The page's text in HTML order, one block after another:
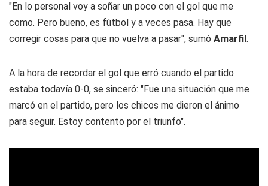
"En lo personal voy a soñar un poco con el gol que me
como. Pero bueno, es fútbol y a veces pasa. Hay que
corregir cosas para que no vuelva a pasar", sumó Amarfil .
A la hora de recordar el gol que erró cuando el partido
estaba todavía 0-0, se sinceró: "Fue una situación que me
marcó en el partido, pero los chicos me dieron el ánimo
para seguir. Estoy contento por el triunfo".